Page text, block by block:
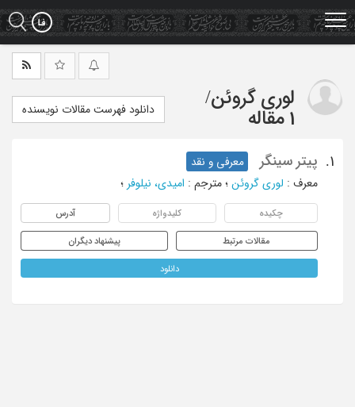
Skip
to
main
لوری گروئن/
1 مقاله
دانلود فهرست مقالات نویسنده
1. پیتر سینگر
معرفی و نقد
معرف : لوری گروئن ؛ مترجم : امیدی، نیلوفر ؛
چکیده کلیدواژه آدرس
مقالات مرتبط پیشنهاد دیگران
دانلود